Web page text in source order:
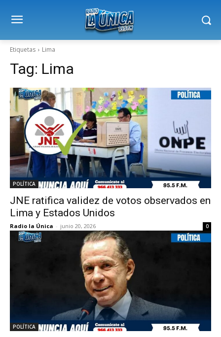
Etiquetas Lima
Tag: Lima
POLÍTICA
JNE ratifica validez de votos observados en
Lima y Estados Unidos
Radio la Única - junio 20, 2026 0
POLÍTICA